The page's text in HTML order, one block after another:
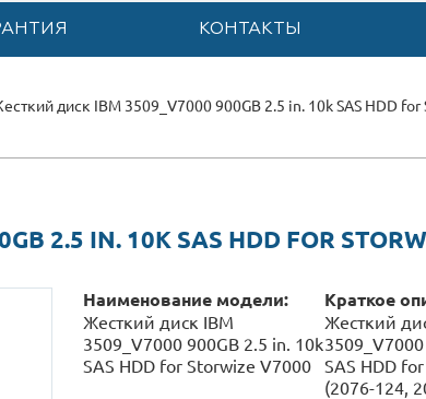
КОНТАКТЫ
диск IBM 3509_V7000 900GB 2.5 in. 10k SAS HDD
2.5 IN. 10K SAS HDD FOR
Наименование модели:
Жесткий диск IBM
3509_V7000 900GB 2.5 in. 10k
SAS HDD for Storwize V7000
Краткое
Жесткий
SAS HDD
(2076-124,